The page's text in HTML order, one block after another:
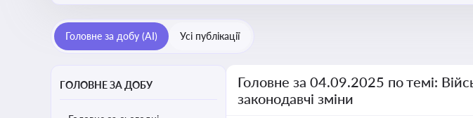
Головне за добу (AI) Усі публікації
ГОЛОВНЕ ЗА ДОБУ
Головне за 04.09.2025 по темі:
законодавчі зміни